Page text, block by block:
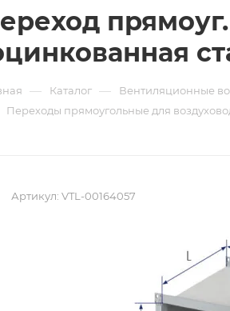
— Каталог — Вентиляционные
Переходы прямоугольные для
Артикул: VTL-00164057